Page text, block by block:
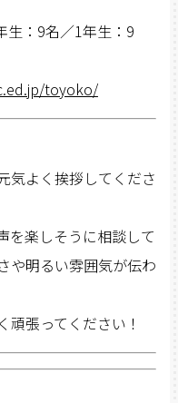
生：9名／1年生：9
toyoko/
気よく挨拶してくださ
を楽しそうに相談して
や明るい雰囲気が伝わ
頑張ってください！